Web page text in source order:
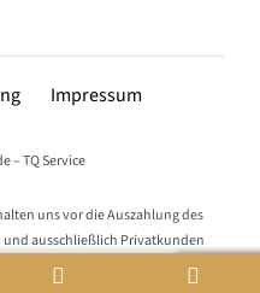
Impressum
– TQ Service
uns vor die Auszahlung des
ausschließlich Privatkunden
Gold werden von uns als